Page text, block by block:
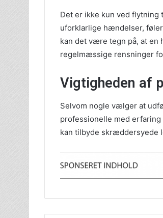
Det er ikke kun ved
uforklarlige hændelser,
kan det være tegn på, at en
regelmæssige rensninger
Vigtigheden af
Selvom nogle vælger at
professionelle med
kan tilbyde skræddersyede